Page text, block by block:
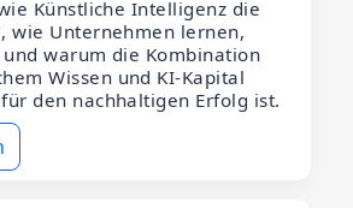
Künstliche Intelligenz die
wie Unternehmen lernen,
warum die Kombination
Wissen und KI-Kapital
den nachhaltigen Erfolg ist.